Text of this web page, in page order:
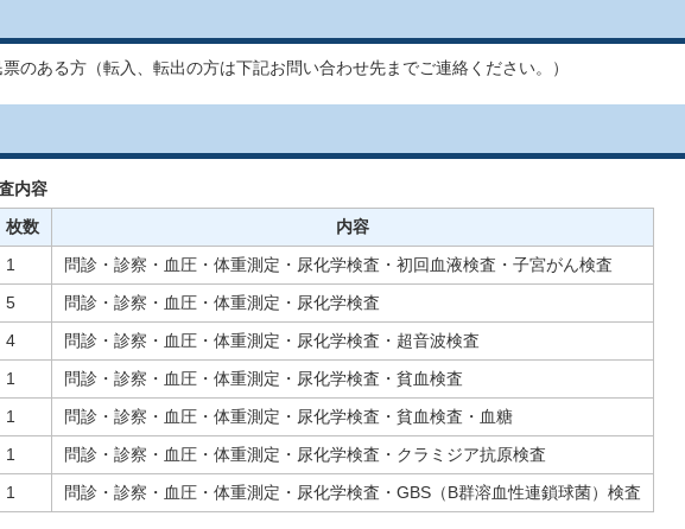
のある方（転入、転出の方は下記お問い合わせ先までご連絡ください。）
内容
枚数
内容
1
問診・診察・血圧・体重測定・尿化学検査・初回血液検査・子宮がん検査
5
問診・診察・血圧・体重測定・尿化学検査
4
問診・診察・血圧・体重測定・尿化学検査・超音波検査
1
問診・診察・血圧・体重測定・尿化学検査・貧血検査
1
問診・診察・血圧・体重測定・尿化学検査・貧血検査・血糖
1
問診・診察・血圧・体重測定・尿化学検査・クラミジア抗原検査
1 問診・診察・血圧・体重測定・尿化学検査・GBS（B群溶血性連鎖球菌）検査